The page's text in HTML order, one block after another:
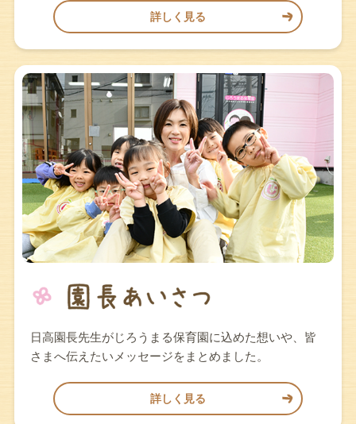
詳しく見る
日高園長先生がじろうまる保育園に込めた想いや、皆
さまへ伝えたいメッセージをまとめました。
詳しく見る